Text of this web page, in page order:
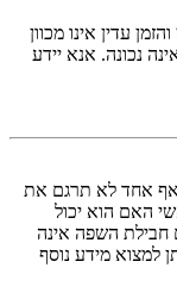
עדין אינו מכוון
נכונה. אנא יידע
אחד לא תרגם את
האם הוא יכול
השפה אינה
למצוא מידע נוסף